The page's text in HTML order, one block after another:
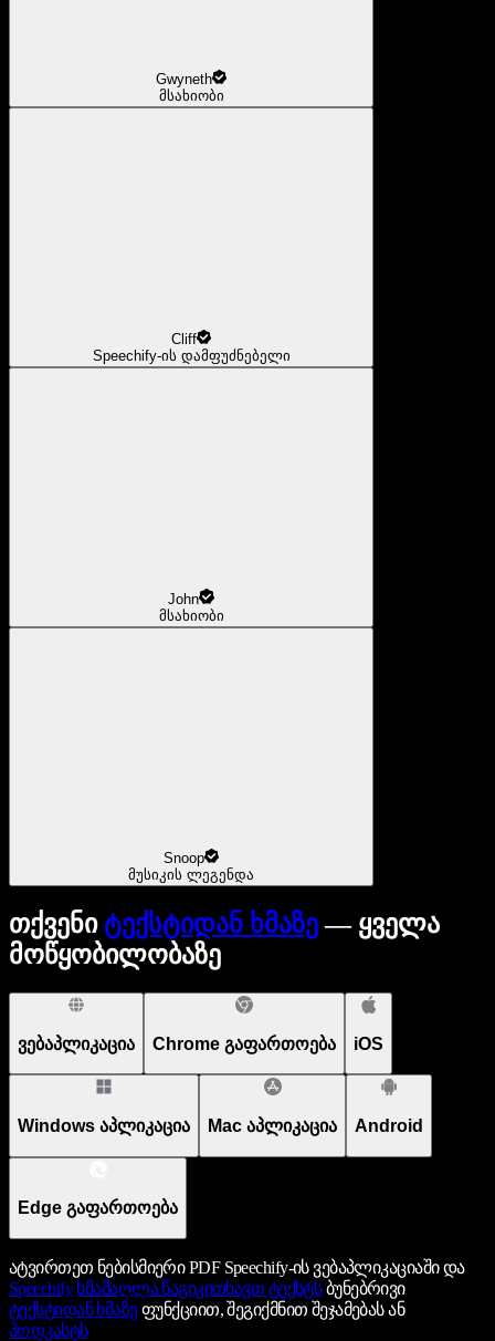
Gwyneth
მსახიობი
Cliff
Speechify-ის დამფუძნებელი
John
მსახიობი
Snoop
მუსიკის ლეგენდა
თქვენი ტექსტიდან ხმაზე— ყველა
მოწყობილობაზე
ვებაპლიკაცია Chrome გაფართოება iOS
Windows აპლიკაცია Mac აპლიკაცია Android
Edge გაფართოება
ატვირთეთ ნებისმიერი PDF Speechify-ის ვებაპლიკაციაში და
Speechify ხმამაღლა წაგიკითხავთ ტექსტსბუნებრივი
ტექსტიდან ხმაზეფუნქციით, შეგიქმნით შეჯამებას ან
პოდკასტს